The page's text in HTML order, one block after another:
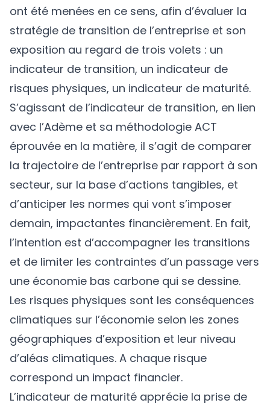
ont été menées en ce sens, afin d’évaluer la
stratégie de transition de l’entreprise et son
exposition au regard de trois volets : un
indicateur de transition, un indicateur de
risques physiques, un indicateur de maturité.
S’agissant de l’indicateur de transition, en lien
avec l’Adème et sa méthodologie ACT
éprouvée en la matière, il s’agit de comparer
la trajectoire de l’entreprise par rapport à son
secteur, sur la base d’actions tangibles, et
d’anticiper les normes qui vont s’imposer
demain, impactantes financièrement. En fait,
l’intention est d’accompagner les transitions
et de limiter les contraintes d’un passage vers
une économie bas carbone qui se dessine.
Les risques physiques sont les conséquences
climatiques sur l’économie selon les zones
géographiques d’exposition et leur niveau
d’aléas climatiques. A chaque risque
correspond un impact financier.
L’indicateur de maturité apprécie la prise de